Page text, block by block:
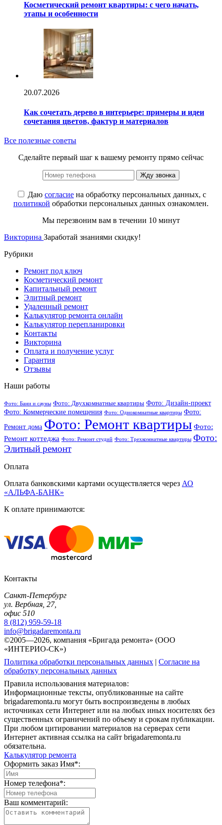
Косметический ремонт квартиры: с чего начать,
этапы и особенности
20.07.2026
Как сочетать дерево в интерьере: примеры и идеи
сочетания цветов, фактур и материалов
Все полезные советы
Сделайте первый шаг к вашему ремонту прямо сейчас
Жду звонка
Даю согласие на обработку персональных данных, с
политикой обработки персональных данных ознакомлен.
Мы перезвоним вам в течении 10 минут
Викторина Заработай знаниями скидку!
Рубрики
Ремонт под ключ
Косметический ремонт
Капитальный ремонт
Элитный ремонт
Удаленный ремонт
Калькулятор ремонта онлайн
Калькулятор перепланировки
Контакты
Викторина
Оплата и получение услуг
Гарантия
Отзывы
Наши работы
Фото: Бани и сауны Фото: Двухкомнатные квартиры Фото: Дизайн-проект
Фото: Коммерческие помещения Фото: Однокомнатные квартиры Фото:
Ремонт дома Фото: Ремонт квартиры Фото:
Ремонт коттеджа Фото: Ремонт студий Фото: Трехкомнатные квартиры Фото:
Элитный ремонт
Оплата
Оплата банковскими картами осуществляется через АО
«АЛЬФА-БАНК»
К оплате принимаются:
Контакты
Санкт-Петербург
ул. Вербная, 27,
офис 510
8 (812) 959-59-18
info@brigadaremonta.ru
©2005—2026, компания «Бригада ремонта» (ООО
«ИНТЕРИО-СК»)
Политика обработки персональных данных | Согласие на
обработку персональных данных
Правила использования материалов:
Информационные тексты, опубликованные на сайте
brigadaremonta.ru могут быть воспроизведены в любых
источниках сети Интернет или на любых иных носителях без
существенных ограничений по объему и срокам публикации.
При любом цитировании материалов на серверах сети
Интернет активная ссылка на сайт brigadaremonta.ru
обязательна.
Калькулятор ремонта
Оформить заказ Имя*:
Номер телефона*:
Ваш комментарий: